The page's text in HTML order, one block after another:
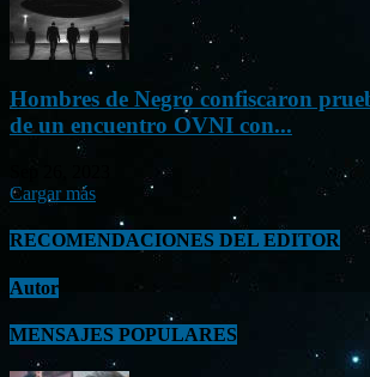
Hombres de Negro confiscaron
de un encuentro OVNI con...
Cargar más
RECOMENDACIONES DEL EDITOR
Autor
MENSAJES POPULARES